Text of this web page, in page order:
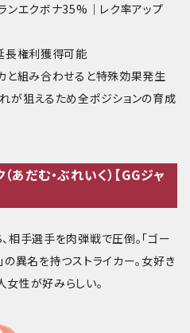
ンエクボナ35%｜レク率アップ
長権利獲得可能
と組み合わせると特殊効果発生
が狙えるため全ポジションの育成
あだむ・ぶれいく）【GGジャ
相手選手を肉弾戦で圧倒。「ゴー
の異名を持つストライカー。女好き
性が好みらしい。